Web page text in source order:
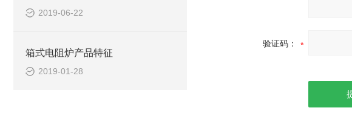
2019-06-22
箱式电阻炉产品特征
2019-01-28
验证码：